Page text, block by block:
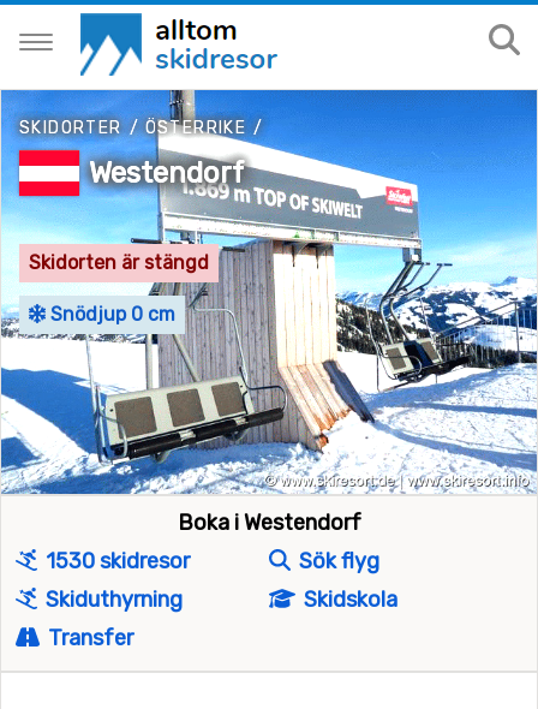
SKIDORTER/ÖSTERRIKE /
Westendorf
Skidorten är stängd
Snödjup 0 cm
Boka i Westendorf
1530 skidresor
Sök flyg
Skiduthyrning
Skidskola
Transfer